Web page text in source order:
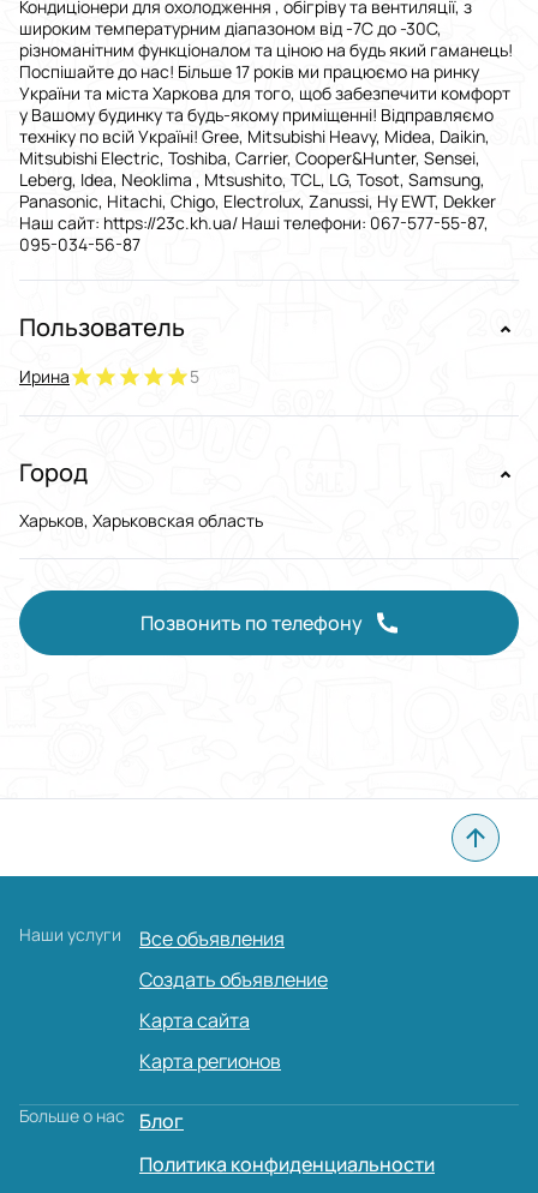
Кондиціонери для охолодження , обігріву та вентиляції, з
широким температурним діапазоном від -7С до -30С,
різноманітним функціоналом та ціною на будь який гаманець!
Поспішайте до нас! Більше 17 років ми працюємо на ринку
України та міста Харкова для того, щоб забезпечити комфорт
у Вашому будинку та будь-якому приміщенні! Відправляємо
техніку по всій Україні! Gree, Mitsubishi Heavy, Midea, Daikin,
Mitsubishi Electric, Toshiba, Carrier, Cooper&Hunter, Sensei,
Leberg, Idea, Neoklima , Mtsushito, TCL, LG, Tosot, Samsung,
Panasonic, Hitachi, Chigo, Electrolux, Zanussi, Hy EWT, Dekker
Наш сайт: https://23c.kh.ua/ Наші телефони: 067-577-55-87,
095-034-56-87
Пользователь
Ирина 5
Город
Харьков, Харьковская область
Позвонить по телефону
Наши услуги
Все объявления
Создать объявление
Карта сайта
Карта регионов
Больше о нас
Блог
Политика конфиденциальности